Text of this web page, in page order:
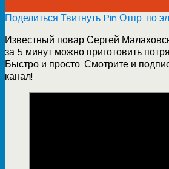
Поделиться Твитнуть Pin Отпр. по
Известный повар Сергей
за 5 минут можно приготовить
Быстро и просто. Смотрите и
канал!